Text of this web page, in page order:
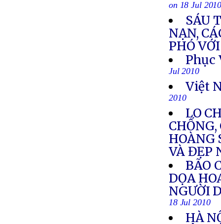
on 18 Jul
SÁU
NẠN,
PHÓ
Phục
Jul 2010
Việt
2010
LO
HOÀNG
VÀ ĐẸP
BÃO
DỌA
NGƯỜI
18 Jul 2010
HÀ